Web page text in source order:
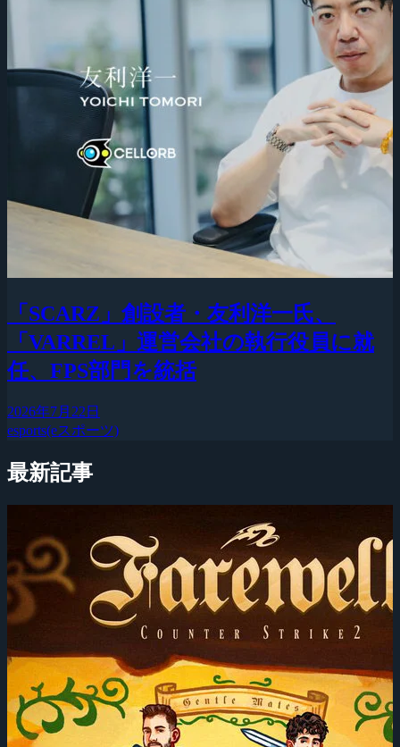
「SCARZ」創設者・友利洋一氏、
「VARREL」運営会社の執行役員に就
任、FPS部門を統括
2026年7月22日
esports(eスポーツ)
最新記事